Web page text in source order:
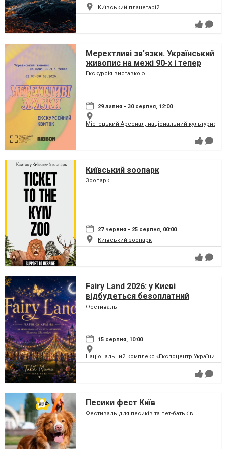
Київський планетарій
Мерехтливі звʼязки. Український
живопис на межі 90-х і тепер
Екскурсія виставкою
29 липня - 30 серпня, 12:00
Містецький Арсенал, національний культурно-
Київський зоопарк
Зоопарк
27 червня - 25 серпня, 00:00
Київський зоопарк
Fairy Land 2026: у Києві
відбудеться безоплатний
сімейний фестиваль, який
Фестиваль
15 серпня, 10:00
Національний комплекс «Експоцентр України»
Песики фест Київ
Фестиваль для песиків та пет-батьків